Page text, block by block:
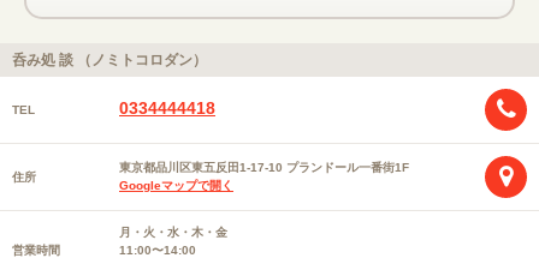
呑み処 談 （ノミトコロダン）
TEL 0334444418
住所
東京都品川区東五反田1-17-10 プランドール一番街1F
Googleマップで開く
営業時間
月・火・水・木・金
11:00〜14:00